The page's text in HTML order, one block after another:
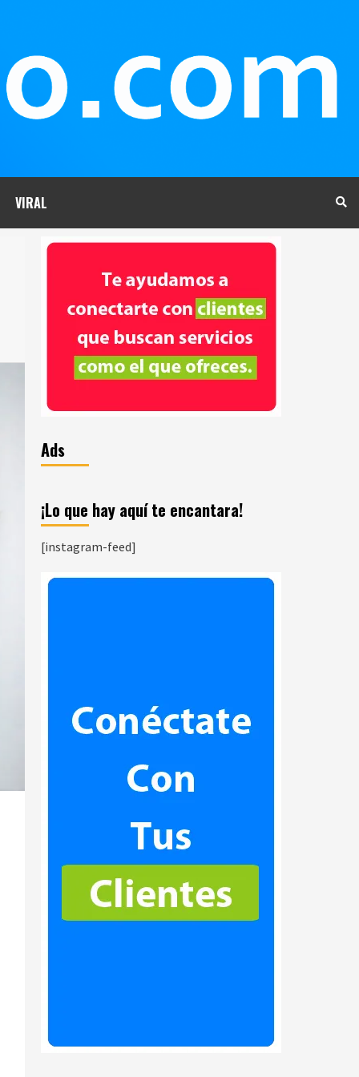
VIRAL
Ads
¡Lo que hay aquí te encantara!
[instagram-feed]